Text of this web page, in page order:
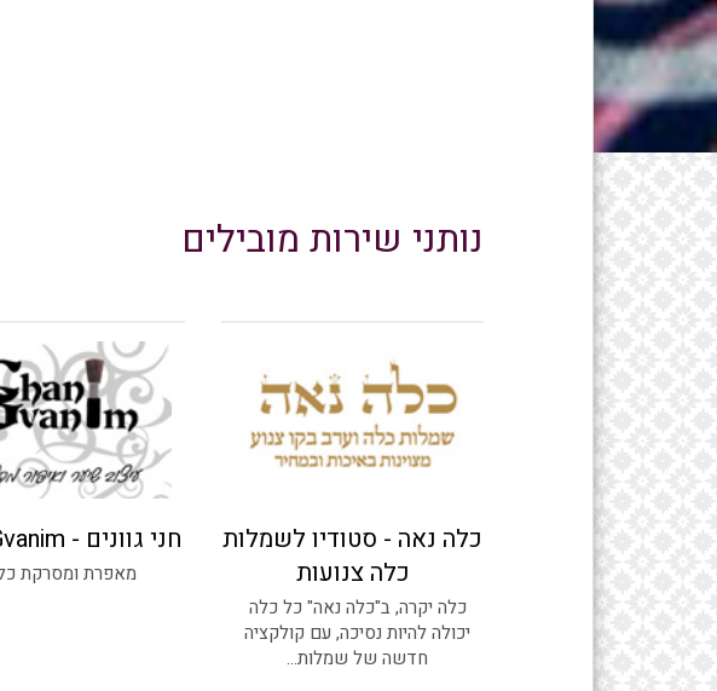
נותני שירות מובילים
כלה נאה - סטודיו לשמלות
כלה צנועות
כלה יקרה, ב"כלה נאה" כל כלה
יכולה להיות נסיכה, עם קולקציה
חדשה של שמלות...
חני גוונים - Chani Gvanim
מאפרת ומסרקת